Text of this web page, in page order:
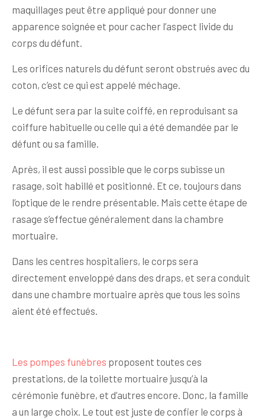
maquillages peut être appliqué pour donner une
apparence soignée et pour cacher l’aspect livide du
corps du défunt.
Les orifices naturels du défunt seront obstrués avec du
coton, c’est ce qui est appelé méchage.
Le défunt sera par la suite coiffé, en reproduisant sa
coiffure habituelle ou celle qui a été demandée par le
défunt ou sa famille.
Après, il est aussi possible que le corps subisse un
rasage, soit habillé et positionné. Et ce, toujours dans
l’optique de le rendre présentable. Mais cette étape de
rasage s’effectue généralement dans la chambre
mortuaire.
Dans les centres hospitaliers, le corps sera
directement enveloppé dans des draps, et sera conduit
dans une chambre mortuaire après que tous les soins
aient été effectués.
Les pompes funèbres proposent toutes ces
prestations, de la toilette mortuaire jusqu’à la
cérémonie funèbre, et d’autres encore. Donc, la famille
a un large choix. Le tout est juste de confier le corps à